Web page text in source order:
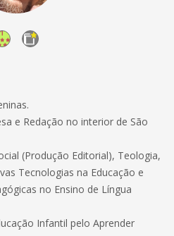
e Redação no interior de São
(Produção Editorial), Teologia,
Tecnologias na Educação e
no Ensino de Língua
Infantil pelo Aprender